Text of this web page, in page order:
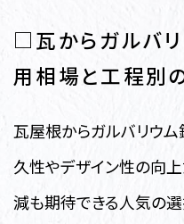
□瓦からガルバ
用相場と工程別
瓦屋根からガルバリウ
久性やデザイン性の向上
減も期待できる人気の選